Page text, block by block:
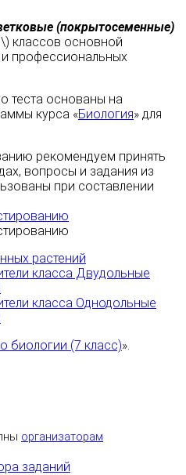
(покрытосеменные)
классов основной
профессиональных
теста основаны на
курса «Биология» для
рекомендуем принять
вопросы и задания из
при составлении
растений
класса Двудольные
класса Однодольные
биологии (7 класс)».
организаторам
заданий